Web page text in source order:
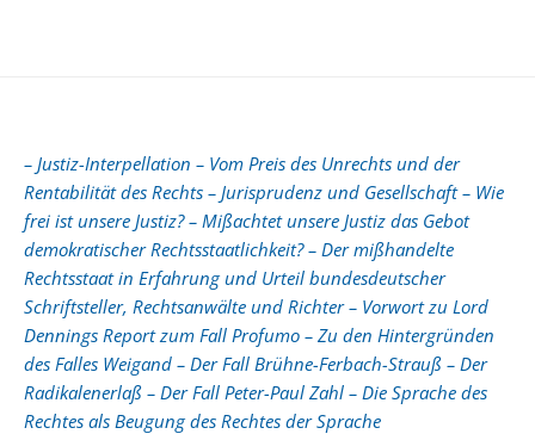
– Justiz-Interpellation – Vom Preis des Unrechts und der
Rentabilität des Rechts – Jurisprudenz und Gesellschaft – Wie
frei ist unsere Justiz? – Mißachtet unsere Justiz das Gebot
demokratischer Rechtsstaatlichkeit? – Der mißhandelte
Rechtsstaat in Erfahrung und Urteil bundesdeutscher
Schriftsteller, Rechtsanwälte und Richter – Vorwort zu Lord
Dennings Report zum Fall Profumo – Zu den Hintergründen
des Falles Weigand – Der Fall Brühne-Ferbach-Strauß – Der
Radikalenerlaß – Der Fall Peter-Paul Zahl – Die Sprache des
Rechtes als Beugung des Rechtes der Sprache